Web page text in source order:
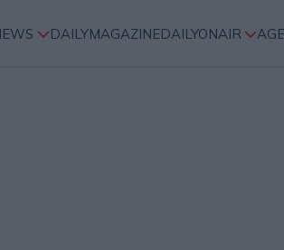
DAILYMAGAZINEDAILYONAIR